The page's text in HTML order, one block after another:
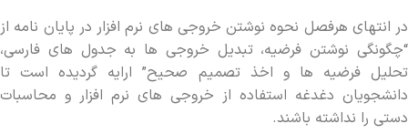
در انتهای هرفصل نحوه نوشتن خروجی‫ های نرم افزار در پایان نامه از
“چگونگی نوشتن فرضیه، تبدیل خروجی‫ ها به جدول‫ های فارسی،
تحلیل فرضیه‫ ها و اخذ تصمیم صحیح” ارایه گردیده است تا
دانشجویان دغدغه استفاده از خروجی‫ های نرم افزار و محاسبات
دستی را نداشته باشند.